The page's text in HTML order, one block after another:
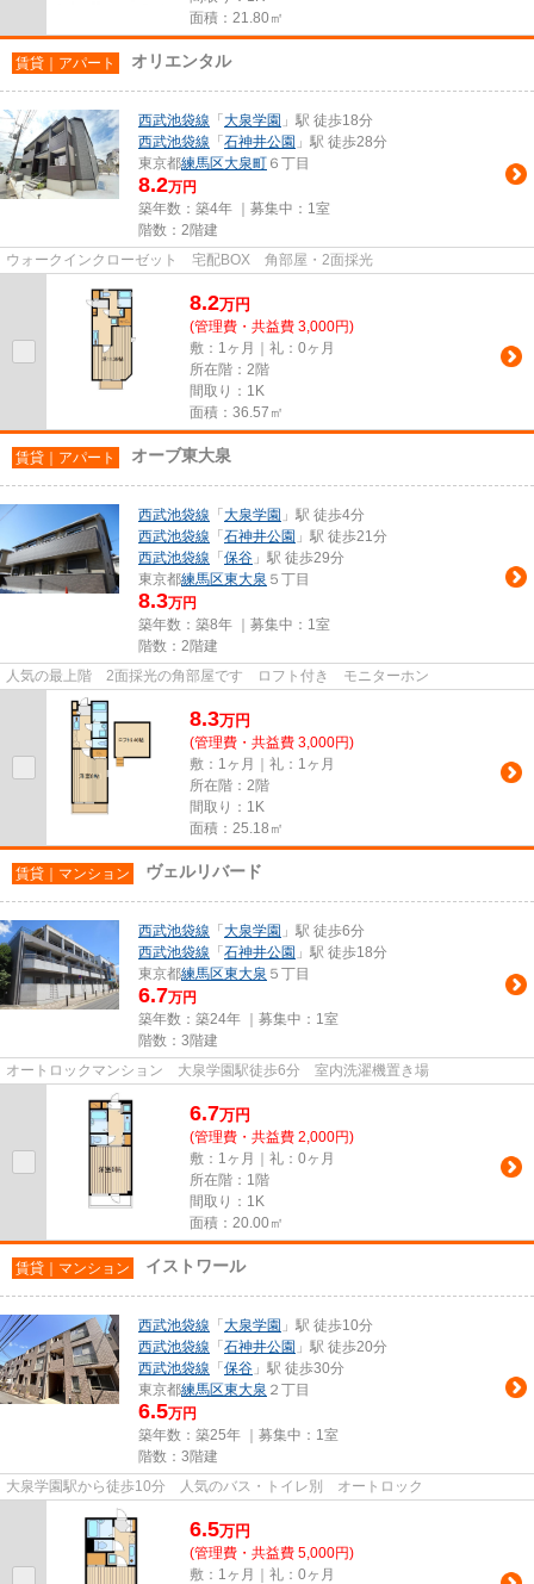
面積：21.80㎡
賃貸｜アパート オリエンタル
西武池袋線 「 大泉学園 」駅 徒歩18分
西武池袋線 「 石神井公園 」駅 徒歩28分
東京都練馬区大泉町 ６丁目
8.2万円
築年数：築4年 ｜募集中： 1室
階数：2階建
ウォークインクローゼット 宅配BOX 角部屋・2面採光
8.2万円
(管理費・共益費 3,000円)
敷：1ヶ月｜礼：0ヶ月
所在階：2階
間取り：1K
面積：36.57㎡
賃貸｜アパート オーブ東大泉
西武池袋線 「 大泉学園 」駅 徒歩4分
西武池袋線 「 石神井公園 」駅 徒歩21分
西武池袋線 「 保谷 」駅 徒歩29分
東京都練馬区東大泉 ５丁目
8.3万円
築年数：築8年 ｜募集中： 1室
階数：2階建
人気の最上階 2面採光の角部屋です ロフト付き モニターホン
8.3万円
(管理費・共益費 3,000円)
敷：1ヶ月｜礼：1ヶ月
所在階：2階
間取り：1K
面積：25.18㎡
賃貸｜マンション ヴェルリバード
西武池袋線 「 大泉学園 」駅 徒歩6分
西武池袋線 「 石神井公園 」駅 徒歩18分
東京都練馬区東大泉 ５丁目
6.7万円
築年数：築24年 ｜募集中： 1室
階数：3階建
オートロックマンション 大泉学園駅徒歩6分 室内洗濯機置き場
6.7万円
(管理費・共益費 2,000円)
敷：1ヶ月｜礼：0ヶ月
所在階：1階
間取り：1K
面積：20.00㎡
賃貸｜マンション イストワール
西武池袋線 「 大泉学園 」駅 徒歩10分
西武池袋線 「 石神井公園 」駅 徒歩20分
西武池袋線 「 保谷 」駅 徒歩30分
東京都練馬区東大泉 ２丁目
6.5万円
築年数：築25年 ｜募集中： 1室
階数：3階建
大泉学園駅から徒歩10分 人気のバス・トイレ別 オートロック
6.5万円
(管理費・共益費 5,000円)
敷：1ヶ月｜礼：0ヶ月